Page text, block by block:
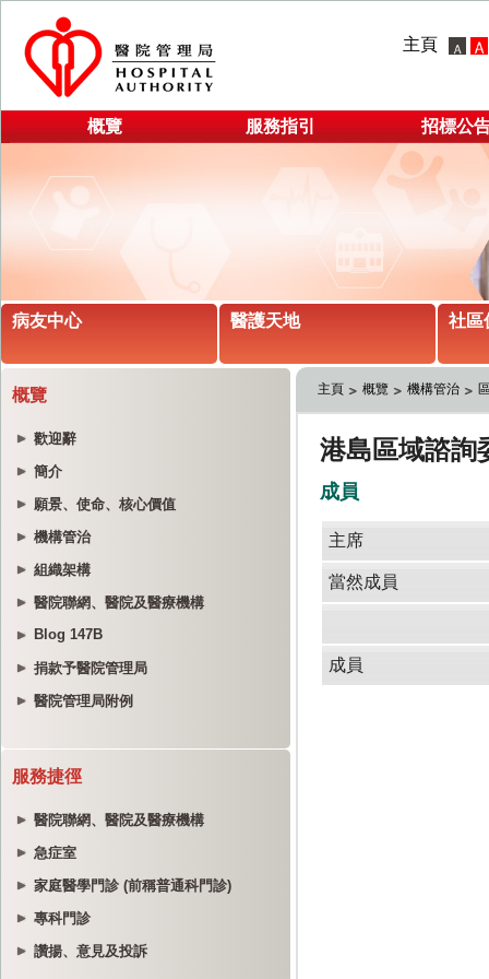
主頁
概覽 服務指引 招標公
病友中心 醫護天地 社區
概覽
歡迎辭
簡介
願景、使命、核心價值
機構管治
組織架構
醫院聯網、醫院及醫療機構
Blog 147B
捐款予醫院管理局
醫院管理局附例
服務捷徑
醫院聯網、醫院及醫療機構
急症室
家庭醫學門診 (前稱普通科門診)
專科門診
讚揚、意見及投訴
主頁 概覽 機構管治